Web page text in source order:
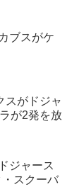
ブスがケ
スがドジャ
が2発を放
ジャース
スクーバ